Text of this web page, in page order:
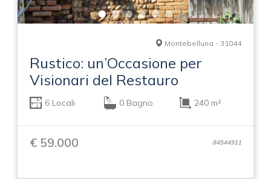
Montebelluna - 31044
Rustico: un’Occasione per
Visionari del Restauro
6 Locali 0 Bagno 240 m²
€ 59.000 84544911